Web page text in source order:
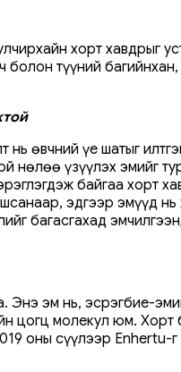
хорт хавдрыг
түүний багийнхан,
өвчний үе шатыг
үзүүлэх эмийг
байгаа хорт
эдгээр эмүүд
багасгахад
Энэ эм нь, эсрэгбие-
цогц молекул юм. Хорт
оны сүүлээр Enhertu-